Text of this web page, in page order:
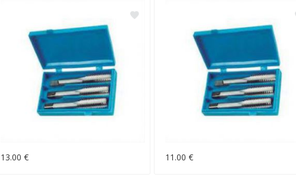
13.00 € 11.00 €